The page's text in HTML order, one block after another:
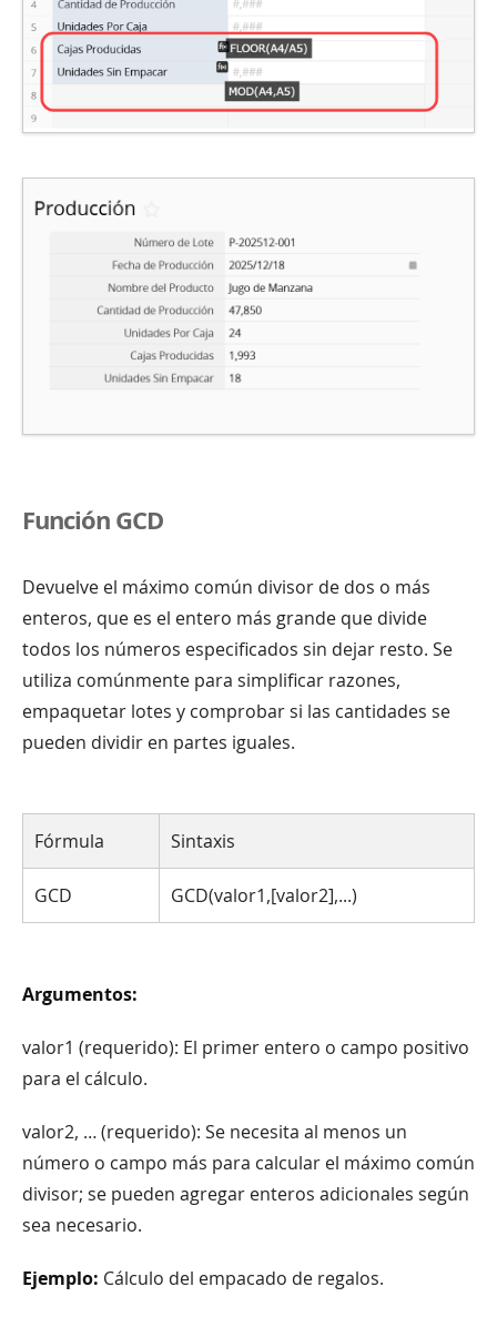
Función GCD
Devuelve el máximo común divisor de dos o más
enteros, que es el entero más grande que divide
todos los números especificados sin dejar resto. Se
utiliza comúnmente para simplificar razones,
empaquetar lotes y comprobar si las cantidades se
pueden dividir en partes iguales.
Fórmula Sintaxis
GCD GCD(valor1,[valor2],...)
Argumentos:
valor1 (requerido): El primer entero o campo positivo
para el cálculo.
valor2, … (requerido): Se necesita al menos un
número o campo más para calcular el máximo común
divisor; se pueden agregar enteros adicionales según
sea necesario.
Ejemplo: Cálculo del empacado de regalos.